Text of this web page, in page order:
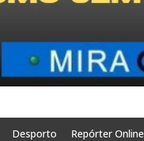
Desporto Repórter Online